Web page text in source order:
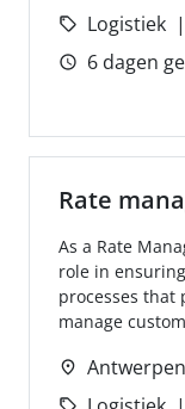
Logistiek
6 dagen
Rate
As a Rate
role in
processes that
manage
Antwerpen